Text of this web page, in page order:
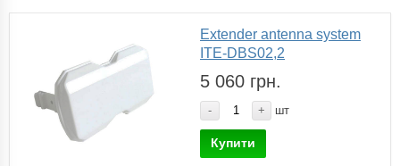
Extender antenna system
ITE-DBS02,2
5 060 грн.
- + шт
Купити